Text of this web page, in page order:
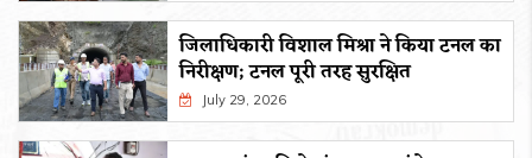
जिलाधिकारी विशाल मिश्रा ने किया टनल का
निरीक्षण; टनल पूरी तरह सुरक्षित
July 29, 2026